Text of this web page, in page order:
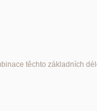
těchto základních